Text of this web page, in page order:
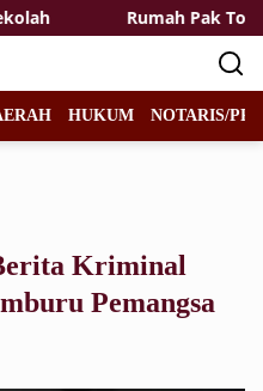
Rumah Pak Toid
HUKUM NOTARIS/
Kriminal
Pemangsa